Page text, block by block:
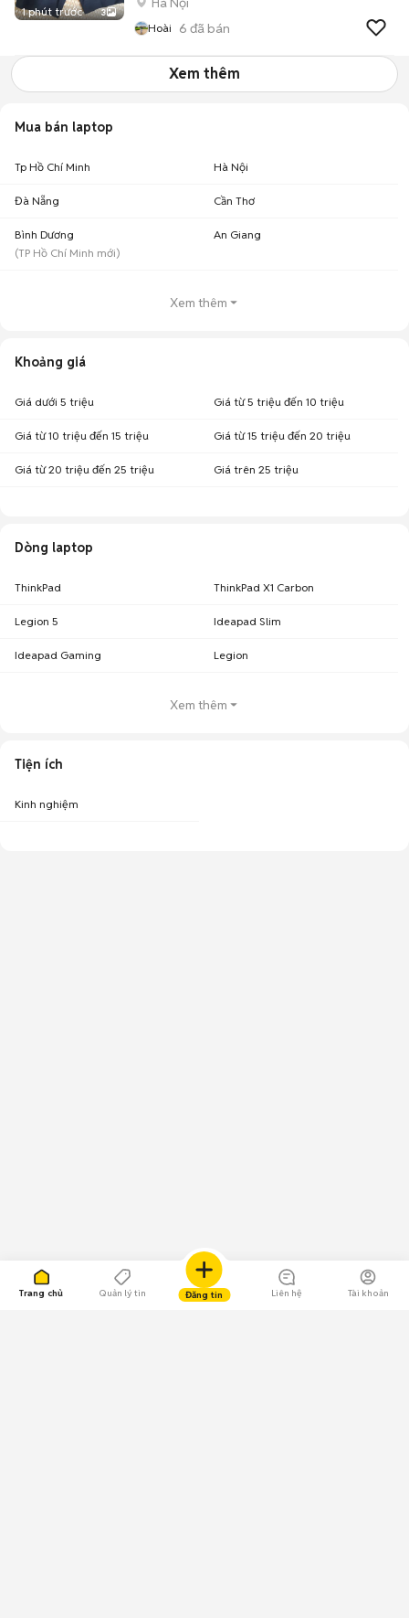
Trang chủ Quản lý tin Đăng tin Liên hệ Tài khoản
1 phút trước 3
Hoài 6 đã bán
Xem thêm
Mua bán laptop
Tp Hồ Chí Minh Hà Nội
Đà Nẵng Cần Thơ
Bình Dương
(TP Hồ Chí Minh mới)
An Giang
Xem thêm
Khoảng giá
Giá dưới 5 triệu Giá từ 5 triệu đến 10 triệu
Giá từ 10 triệu đến 15 triệu Giá từ 15 triệu đến 20 triệu
Giá từ 20 triệu đến 25 triệu Giá trên 25 triệu
Dòng laptop
ThinkPad ThinkPad X1 Carbon
Legion 5 Ideapad Slim
Ideapad Gaming Legion
Xem thêm
Tiện ích
Kinh nghiệm